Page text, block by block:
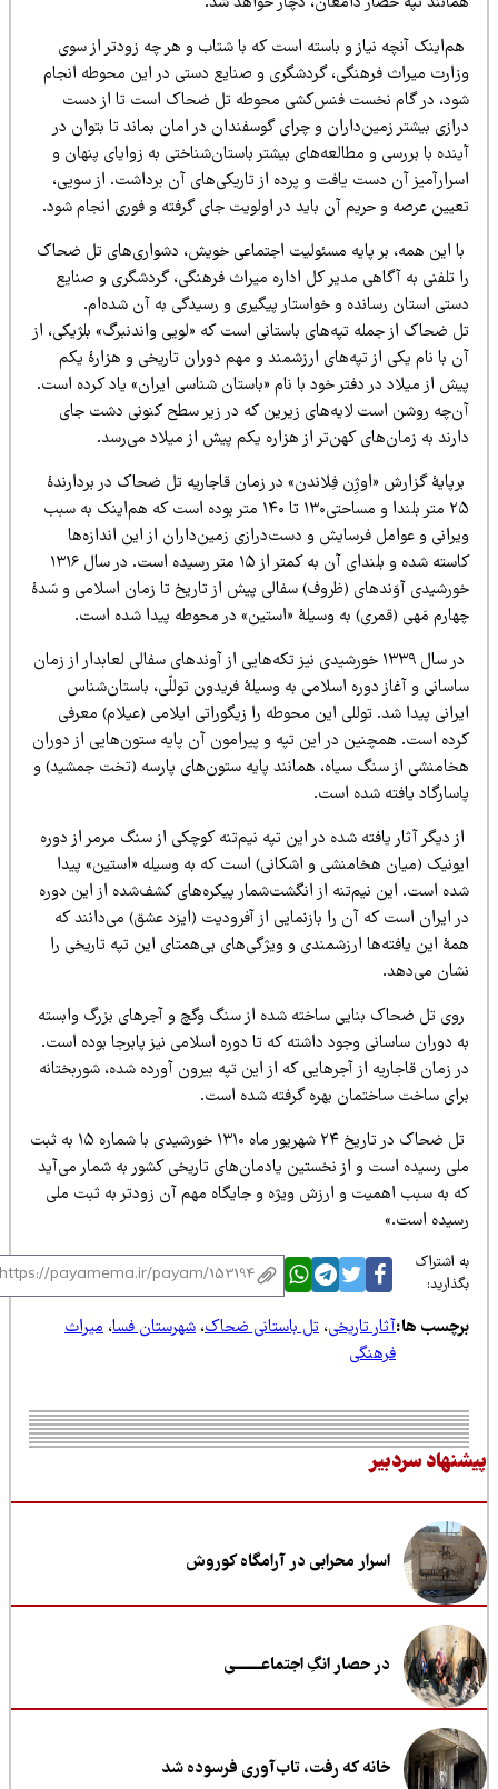
آنچه نیاز و باسته است که با شتاب و هر چه زودتر از سوی
میراث فرهنگی، گردشگری و صنایع دستی در این محوطه انجام
در گام نخست فنس‌کشی محوطه تل ضحاک است تا از دست
بیشتر زمین‌داران و چرای گوسفندان در امان بماند تا بتوان در
با بررسی و مطالعه‌های بیشتر باستان‌شناختی به زوایای پنهان و
آن دست یافت و پرده از تاریکی‌های آن برداشت. از سویی،
عرصه و حریم آن باید در اولویت جای گرفته و فوری انجام شود.
این همه، بر پایه مسئولیت اجتماعی خویش، دشواری‌های تل ضحاک
تلفنی به آگاهی مدیر کل اداره میراث فرهنگی، گردشگری و صنایع
استان رسانده و خواستار پیگیری و رسیدگی به آن شده‌ام.
ضحاک از جمله تپه‌های باستانی است که «لویی واندنبرگ» بلژیکی، از
با نام یکی از تپه‌های ارزشمند و مهم دوران تاریخی و هزارۀ یکم
از میلاد در دفتر خود با نام «باستان شناسی ایران» یاد کرده است.
روشن است لایه‌های زیرین که در زیر سطح کنونی دشت جای
به زمان‌های کهن‌تر از هزاره یکم پیش از میلاد می‌رسد.
گزارش «اوژِن فِلاندن» در زمان قاجاریه تل ضحاک در بردارندۀ
۲۵ متر بلندا و مساحتی۱۳۰ تا ۱۴۰ متر بوده است که هم‌اینک به سبب
و عوامل فرسایش و دست‌درازی زمین‌داران از این اندازه‌ها
کاسته شده و بلندای آن به کمتر از ۱۵ متر رسیده است. در سال ۱۳۱۶
آوَندهای (ظروف) سفالی پیش از تاریخ تا زمان اسلامی و سَدۀ
مَهی (قمری) به وسیلۀ «استین» در محوطه پیدا شده است.
در سال ۱۳۳۹ خورشیدی نیز تکه‌هایی از آوندهای سفالی لعابدار از زمان
و آغاز دوره اسلامی به وسیلۀ فریدون توللّی، باستان‌شناس
پیدا شد. توللی این محوطه را زیگوراتی ایلامی (عیلام) معرفی
است. همچنین در این تپه و پیرامون آن پایه ستون‌هایی از دوران
از سنگ سیاه، همانند پایه ستون‌های پارسه (تخت جمشید) و
یافته شده است.
دیگر آثار یافته شده در این تپه نیم‌تنه کوچکی از سنگ مرمر از دوره
(میان هخامنشی و اشکانی) است که به وسیله «استین» پیدا
است. این نیم‌تنه از انگشت‌شمار پیکره‌های کشف‌شده از این دوره
ایران است که آن را بازنمایی از آفرودیت (ایزد عشق) می‌دانند که
این یافته‌ها ارزشمندی و ویژگی‌های بی‌همتای این تپه تاریخی را
می‌دهد.
تل ضحاک بنایی ساخته شده از سنگ وگچ و آجرهای بزرگ وابسته
دوران ساسانی وجود داشته که تا دوره اسلامی نیز پابرجا بوده است.
زمان قاجاریه از آجرهایی که از این تپه بیرون آورده شده، شوربختانه
ساخت ساختمان بهره گرفته شده است.
تل ضحاک در تاریخ ۲۴ شهریور ماه ۱۳۱۰ خورشیدی با شماره ۱۵ به ثبت
رسیده است و از نخستین یادمان‌های تاریخی کشور به شمار می‌آید
به سبب اهمیت و ارزش ویژه و جایگاه مهم آن زودتر به ثبت ملی
است.»
اشتراک
ها:آثار تاریخی،تل باستانی ضحاک،شهرستان فسا،میراث
فرهنگی
سردبیر
اسرار محرابی در آرامگاه کوروش
در حصار انگِ اجتماعــــــــی
خانه که رفت، تاب‌آوری فرسوده شد